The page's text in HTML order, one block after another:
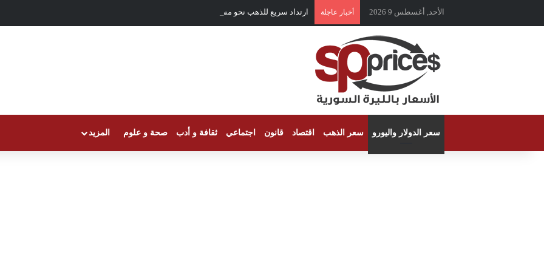
الأحد, أغسطس 9 2026 أخبار عاجلة ارتداد سريع للذهب نحو مسيرة الصعود
سعر الدولار واليورو سعر الذهب اقتصاد قانون اجتماعي ثقافة و أدب صحة و علوم المزيد